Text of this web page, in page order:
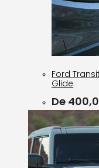
Ford
Glide
De